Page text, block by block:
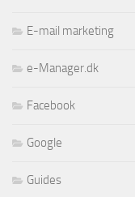
E-mail marketing
e-Manager.dk
Facebook
Google
Guides